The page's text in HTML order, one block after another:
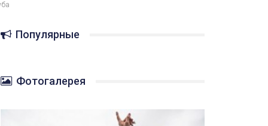
Популярные
Фотогалерея